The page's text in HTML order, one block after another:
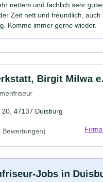
nettem und fachlich sehr
Zeit nett und freundlich, auch
Komme immer gerne wieder.
Birgit Milwa
47137 Duisburg
Bewertungen)
Jobs in